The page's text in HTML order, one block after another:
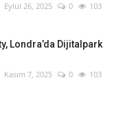
Eylül 26, 2025 0 103
Londra’da Dijitalpark
Kasım 7, 2025 0 103